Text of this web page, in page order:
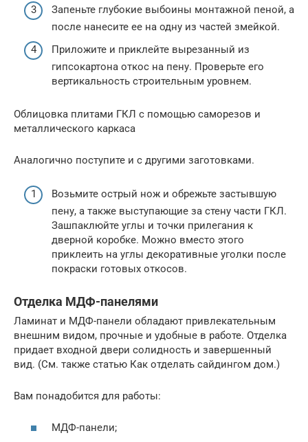
Запеньте глубокие выбоины монтажной пеной, а
после нанесите ее на одну из частей змейкой.
Приложите и приклейте вырезанный из
гипсокартона откос на пену. Проверьте его
вертикальность строительным уровнем.
Облицовка плитами ГКЛ с помощью саморезов и
металлического каркаса
Аналогично поступите и с другими заготовками.
Возьмите острый нож и обрежьте застывшую
пену, а также выступающие за стену части ГКЛ.
Зашпаклюйте углы и точки прилегания к
дверной коробке. Можно вместо этого
приклеить на углы декоративные уголки после
покраски готовых откосов.
Отделка МДФ-панелями
Ламинат и МДФ-панели обладают привлекательным
внешним видом, прочные и удобные в работе. Отделка
придает входной двери солидность и завершенный
вид. (См. также статью Как отделать сайдингом дом.)
Вам понадобится для работы:
МДФ-панели;